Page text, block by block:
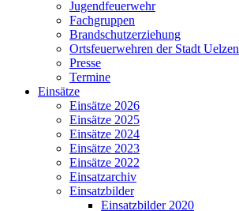
Jugendfeuerwehr
Fachgruppen
Brandschutzerziehung
Ortsfeuerwehren der Stadt Uelzen
Presse
Termine
Einsätze
Einsätze 2026
Einsätze 2025
Einsätze 2024
Einsätze 2023
Einsätze 2022
Einsatzarchiv
Einsatzbilder
Einsatzbilder 2020